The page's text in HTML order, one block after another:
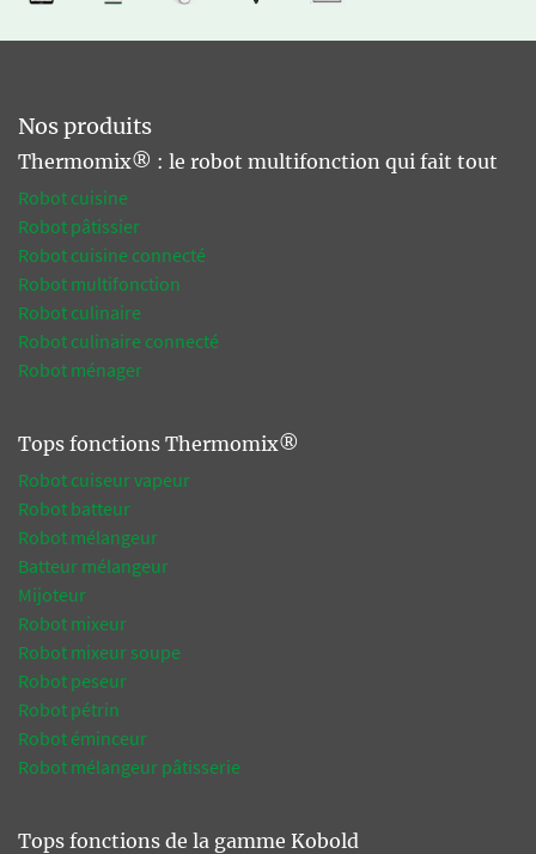
Nos produits
Thermomix® : le robot multifonction qui fait tout
Robot cuisine
Robot pâtissier
Robot cuisine connecté
Robot multifonction
Robot culinaire
Robot culinaire connecté
Robot ménager
Tops fonctions Thermomix®
Robot cuiseur vapeur
Robot batteur
Robot mélangeur
Batteur mélangeur
Mijoteur
Robot mixeur
Robot mixeur soupe
Robot peseur
Robot pétrin
Robot éminceur
Robot mélangeur pâtisserie
Tops fonctions de la gamme Kobold